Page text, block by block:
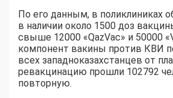
По его данным, в поликлиниках
в наличии около 1500 доз
свыше 12000 «QazVac» и 50000
компонент вакины против КВИ
всех западноказахстанцев от
ревакцинацию прошли 102792
повторную.